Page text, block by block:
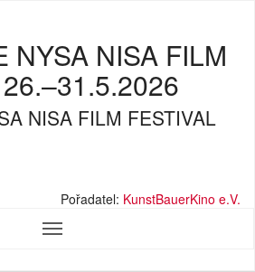
NYSA NISA FILM
26.–31.5.2026
NISA FILM FESTIVAL
Pořadatel: KunstBauerKino e.V.